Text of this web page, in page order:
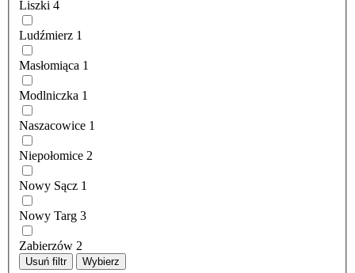
Liszki 4
Ludźmierz 1
Masłomiąca 1
Modlniczka 1
Naszacowice 1
Niepołomice 2
Nowy Sącz 1
Nowy Targ 3
Zabierzów 2
Usuń filtr Wybierz